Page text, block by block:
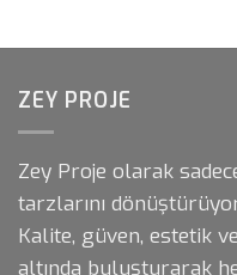
ZEY PROJE
Zey Proje olarak
tarzlarını
Kalite, güven, estetik
altında buluşturarak